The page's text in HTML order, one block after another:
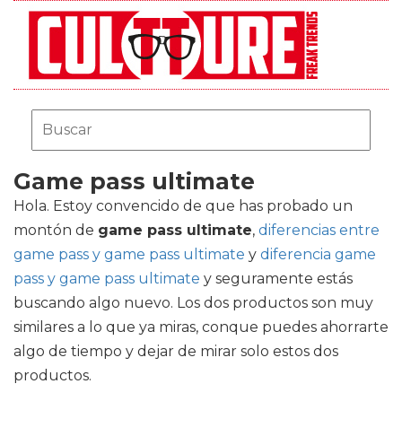
Game pass ultimate
Hola. Estoy convencido de que has probado un
montón de game pass ultimate, diferencias entre
game pass y game pass ultimate y diferencia game
pass y game pass ultimate y seguramente estás
buscando algo nuevo. Los dos productos son muy
similares a lo que ya miras, conque puedes ahorrarte
algo de tiempo y dejar de mirar solo estos dos
productos.